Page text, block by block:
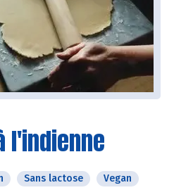
l'indienne
Sans lactose
Vegan